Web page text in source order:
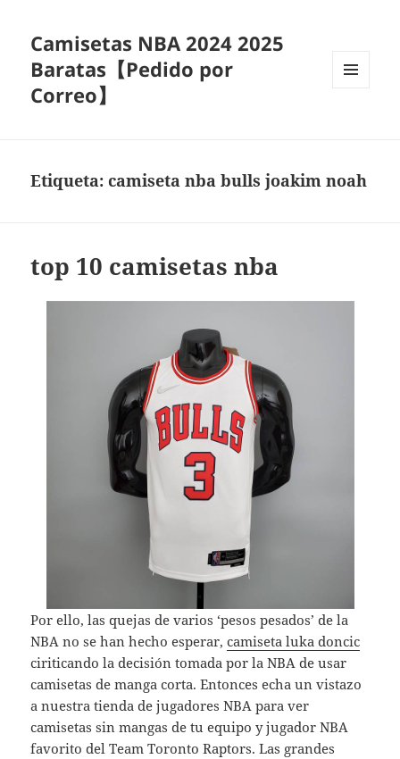
Camisetas NBA 2024 2025
Baratas【Pedido por
Correo】
Etiqueta:camiseta nba bulls joakim noah
top 10 camisetas nba
Por ello, las quejas de varios ‘pesos pesados’ de la
NBA no se han hecho esperar,camiseta luka doncic
ciriticando la decisión tomada por la NBA de usar
camisetas de manga corta. Entonces echa un vistazo
a nuestra tienda de jugadores NBA para ver
camisetas sin mangas de tu equipo y jugador NBA
favorito del Team Toronto Raptors. Las grandes